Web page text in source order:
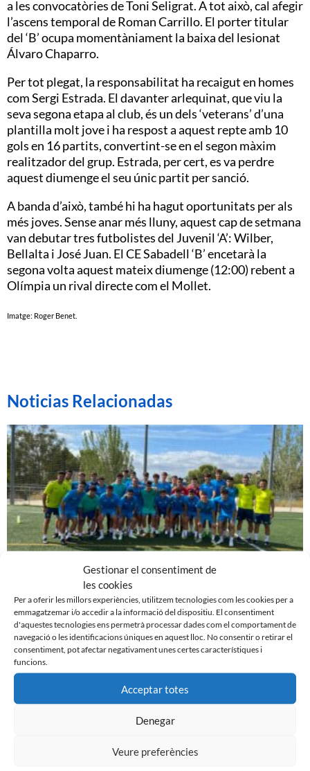
Gestionar el consentiment de
les cookies
Per a oferir les millors experiències, utilitzem tecnologies com les cookies per a
emmagatzemar i/o accedir a la informació del dispositiu. El consentiment
d'aquestes tecnologies ens permetrà processar dades com el comportament de
navegació o les identificacions úniques en aquest lloc. No consentir o retirar el
consentiment, pot afectar negativament unes certes característiques i
funcions.
Acceptar totes
Denegar
Veure preferències
a les convocatòries de Toni Seligrat. A tot això, cal afegir
l’ascens temporal de Roman Carrillo. El porter titular
del ‘B’ ocupa momentàniament la baixa del lesionat
Álvaro Chaparro.
Per tot plegat, la responsabilitat ha recaigut en homes
com Sergi Estrada. El davanter arlequinat, que viu la
seva segona etapa al club, és un dels ‘veterans’ d’una
plantilla molt jove i ha respost a aquest repte amb 10
gols en 16 partits, convertint-se en el segon màxim
realitzador del grup. Estrada, per cert, es va perdre
aquest diumenge el seu únic partit per sanció.
A banda d’això, també hi ha hagut oportunitats per als
més joves. Sense anar més lluny, aquest cap de setmana
van debutar tres futbolistes del Juvenil ‘A’: Wilber,
Bellalta i José Juan. El CE Sabadell ‘B’ encetarà la
segona volta aquest mateix diumenge (12:00) rebent a
Olímpia un rival directe com el Mollet.
Imatge: Roger Benet.
Noticias Relacionadas
EN MARXA LA PRETEMPORADA DEL FILIAL
7 d'agost de 2023
Leer más »